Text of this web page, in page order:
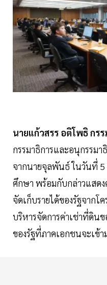
นายแก้วสรร อติโพธิ กรร
กรรมาธิการและอนุกรรมา
จากนายจุลพันธ์ ในวันที่ 5
ศึกษา พร้อมกับกล่าวแสดง
จัดเก็บรายได้ของรัฐจากโ
บริหารจัดการค่าเช่าที่ดิน
ของรัฐที่ภาคเอกชนจะเข้า